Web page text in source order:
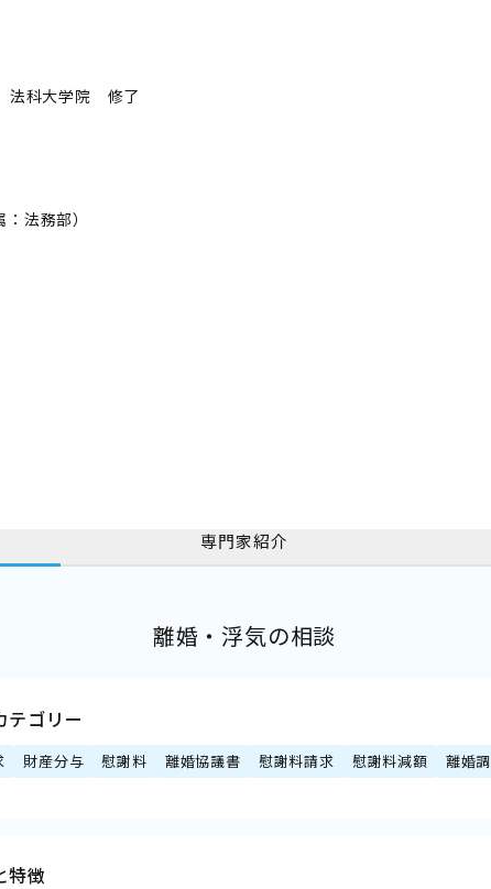
法科大学院 修了
務部）
専門家紹介
離婚・浮気の相談
テゴリー
財産分与 慰謝料 離婚協議書 慰謝料請求 慰謝料減額 離婚
特徴